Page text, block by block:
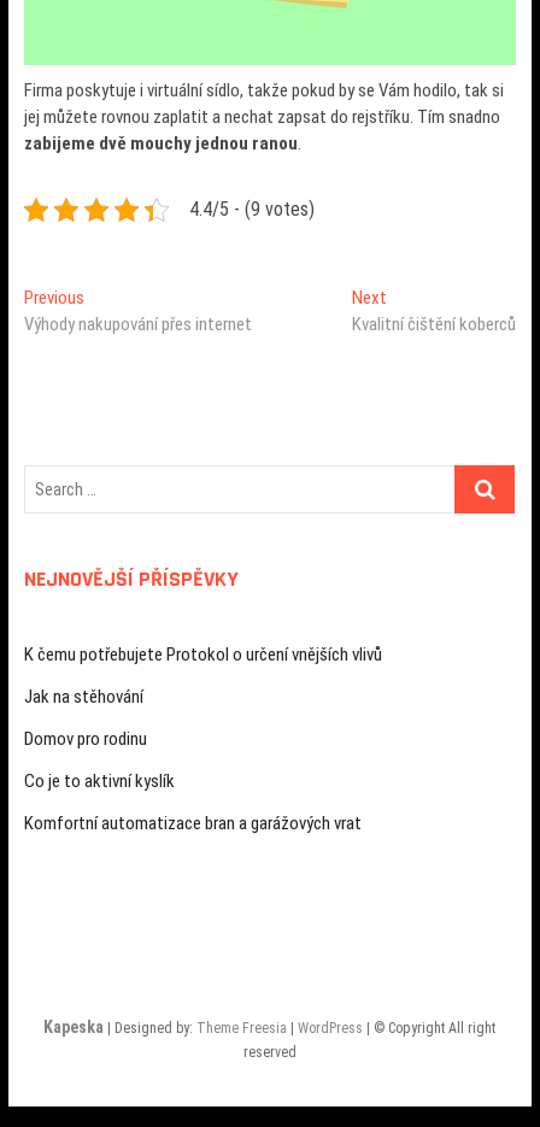
Firma poskytuje i virtuální sídlo, takže pokud by se Vám hodilo, tak si
jej můžete rovnou zaplatit a nechat zapsat do rejstříku. Tím snadno
zabijeme dvě mouchy jednou ranou
4.4/5 - (9 votes)
Navigace
pro
PreviousPrevious
post:
Výhody nakupování přes internet
Next
post:
Kvalitní čištění koberců
NEJNOVĚJŠÍ PŘÍSPĚVKY
K čemu potřebujete Protokol o určení vnějších vlivů
Jak na stěhování
Domov pro rodinu
Co je to aktivní kyslík
Komfortní automatizace bran a garážových vrat
Kapeska | Designed by: Theme Freesia |WordPress | © Copyright All right
reserved